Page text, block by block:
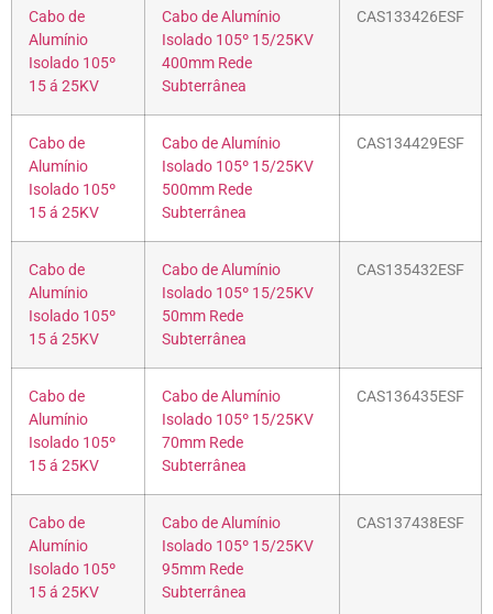
Cabo de
Alumínio
Isolado 105º
15 á 25KV
Cabo de Alumínio
Isolado 105º 15/25KV
400mm Rede
Subterrânea
CAS133426ESF
Cabo de
Alumínio
Isolado 105º
15 á 25KV
Cabo de Alumínio
Isolado 105º 15/25KV
500mm Rede
Subterrânea
CAS134429ESF
Cabo de
Alumínio
Isolado 105º
15 á 25KV
Cabo de Alumínio
Isolado 105º 15/25KV
50mm Rede
Subterrânea
CAS135432ESF
Cabo de
Alumínio
Isolado 105º
15 á 25KV
Cabo de Alumínio
Isolado 105º 15/25KV
70mm Rede
Subterrânea
CAS136435ESF
Cabo de
Alumínio
Isolado 105º
15 á 25KV
Cabo de Alumínio
Isolado 105º 15/25KV
95mm Rede
Subterrânea
CAS137438ESF